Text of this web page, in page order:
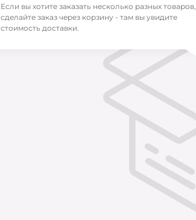
Если вы хотите заказать несколько разных товаров,
сделайте заказ через корзину - там вы увидите
стоимость доставки.